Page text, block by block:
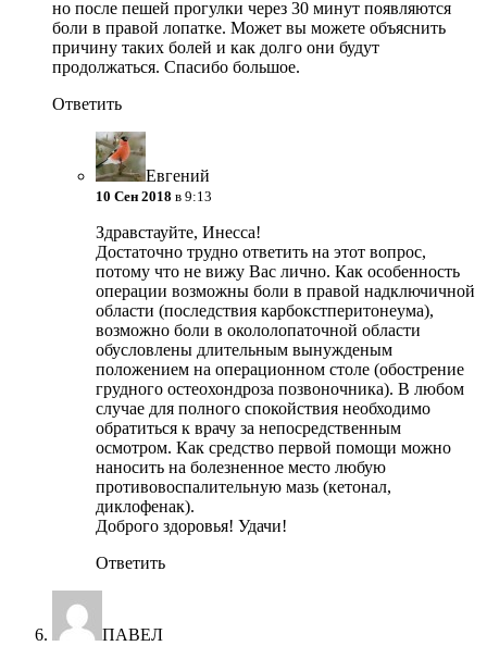
но после пешей прогулки через 30 минут появляются
боли в правой лопатке. Может вы можете объяснить
причину таких болей и как долго они будут
продолжаться. Спасибо большое.
Ответить
Евгений
10 Сен 2018 в 9:13
Здравстауйте, Инесса!
Достаточно трудно ответить на этот вопрос,
потому что не вижу Вас лично. Как особенность
операции возможны боли в правой надключичной
области (последствия карбокстперитонеума),
возможно боли в окололопаточной области
обусловлены длительным вынужденым
положением на операционном столе (обострение
грудного остеохондроза позвоночника). В любом
случае для полного спокойствия необходимо
обратиться к врачу за непосредственным
осмотром. Как средство первой помощи можно
наносить на болезненное место любую
противовоспалительную мазь (кетонал,
диклофенак).
Доброго здоровья! Удачи!
Ответить
ПАВЕЛ